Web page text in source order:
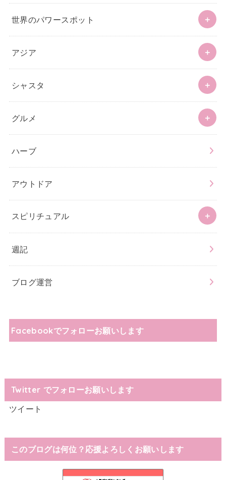
世界のパワースポット
アジア
シャスタ
グルメ
ハーブ
アウトドア
スピリチュアル
週記
ブログ運営
Facebookでフォローお願いします
Twitter でフォローお願いします
ツイート
このブログは何位？応援よろしくお願いします